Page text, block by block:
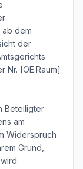
dem
der
Nr. [OE.Raum]
Beteiligter
am
Widerspruch
Grund,